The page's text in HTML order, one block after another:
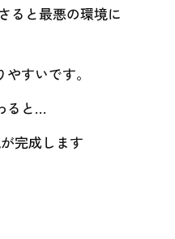
ると最悪の環境に
すいです。
ると…
完成します